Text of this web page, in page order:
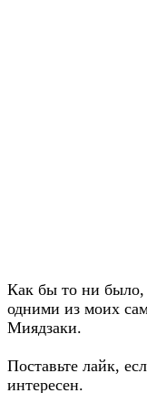
Как бы то ни было,
одними из моих
Миядзаки.
Поставьте лайк,
интересен.